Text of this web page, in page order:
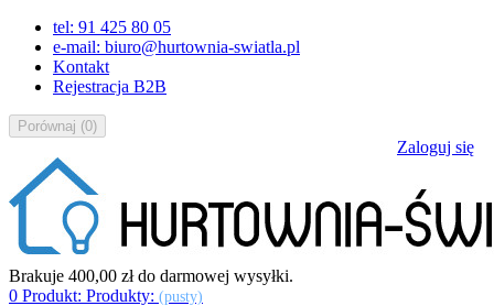
tel: 91 425 80 05
e-mail: biuro@hurtownia-swiatla.pl
Kontakt
Rejestracja B2B
Porównaj (0)
Zaloguj się
Brakuje 400,00 złdo darmowej wysyłki.
0 Produkt: Produkty: (pusty)